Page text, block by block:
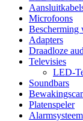
Microfoons
Bescherming
Adapters
Draadloze
Televisies
LED-
Soundbars
Platenspeler
Alarmsysteem